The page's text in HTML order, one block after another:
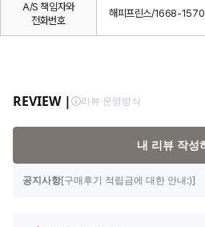
A/S 책임자와
전화번호
해피프린스/1668-1570